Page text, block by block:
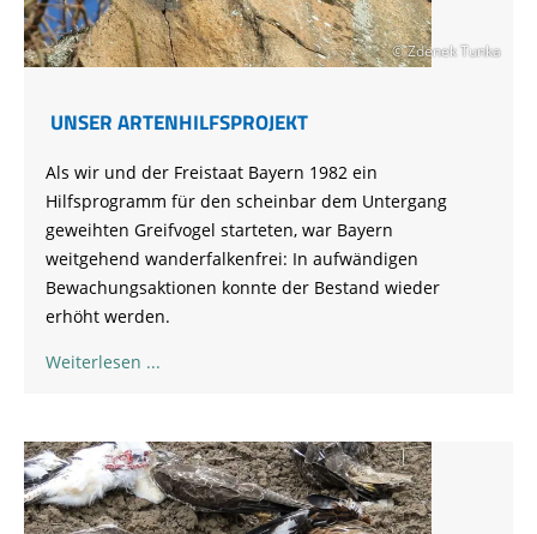
© Zdenek Tunka
UNSER ARTENHILFSPROJEKT
Als wir und der Freistaat Bayern 1982 ein
Hilfsprogramm für den scheinbar dem Untergang
geweihten Greifvogel starteten, war Bayern
weitgehend wanderfalkenfrei: In aufwändigen
Bewachungsaktionen konnte der Bestand wieder
erhöht werden.
Weiterlesen